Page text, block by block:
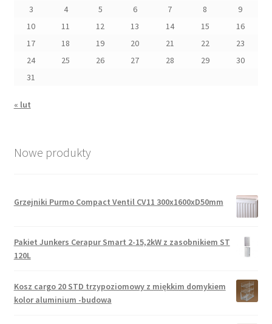
3
4 5 6 7 8
9
10
11 12 13 14 15
16
17
18 19 20 21 22
23
24
25 26 27 28 29
30
31
« lut
Nowe produkty
Grzejniki Purmo Compact Ventil CV11 300x1600xD50mm
Pakiet Junkers Cerapur Smart 2-15,2kW z zasobnikiem ST
120L
Kosz cargo 20 STD trzypoziomowy z miękkim domykiem
kolor aluminium -budowa